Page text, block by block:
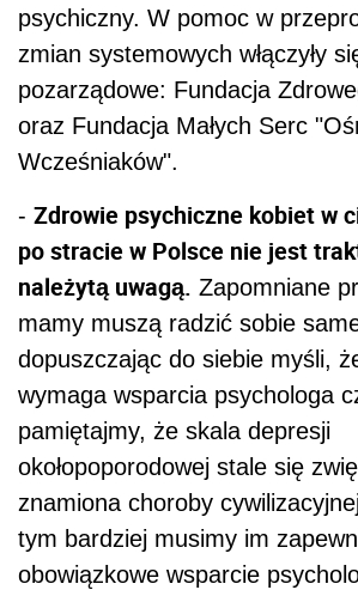
psychiczny. W pomoc w
zmian systemowych włączyły
pozarządowe: Fundacja
oraz Fundacja Małych Serc
Wcześniaków".
- Zdrowie psychiczne kobiet w
po stracie w Polsce nie jest
należytą uwagą. Zapomniane
mamy muszą radzić sobie
dopuszczając do siebie myśli,
wymaga wsparcia psychologa
pamiętajmy, że skala depresji
okołopoporodowej stale się
znamiona choroby
tym bardziej musimy im
obowiązkowe wsparcie